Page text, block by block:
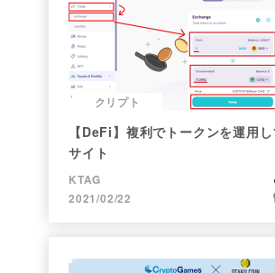
クリプト
【DeFi】複利でトークンを運用
サイト
KTAG
2021/02/22